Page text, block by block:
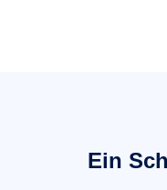
Ein